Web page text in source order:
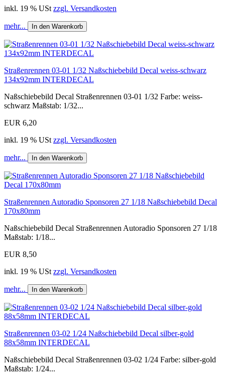
inkl. 19 % USt zzgl. Versandkosten
mehr... In den Warenkorb
Straßenrennen 03-01 1/32 Naßschiebebild Decal weiss-schwarz
134x92mm INTERDECAL
Naßschiebebild Decal Straßenrennen 03-01 1/32 Farbe: weiss-
schwarz Maßstab: 1/32...
EUR 6,20
inkl. 19 % USt zzgl. Versandkosten
mehr... In den Warenkorb
Straßenrennen Autoradio Sponsoren 27 1/18 Naßschiebebild Decal
170x80mm
Naßschiebebild Decal Straßenrennen Autoradio Sponsoren 27 1/18
Maßstab: 1/18...
EUR 8,50
inkl. 19 % USt zzgl. Versandkosten
mehr... In den Warenkorb
Straßenrennen 03-02 1/24 Naßschiebebild Decal silber-gold
88x58mm INTERDECAL
Naßschiebebild Decal Straßenrennen 03-02 1/24 Farbe: silber-gold
Maßstab: 1/24...